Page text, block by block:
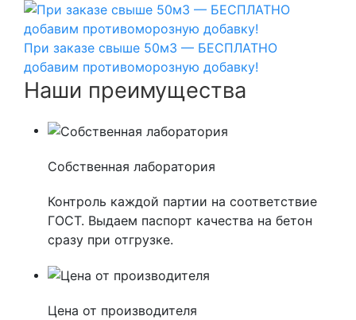
При заказе свыше 50м3 — БЕСПЛАТНО
добавим противоморозную добавку!
Наши преимущества
Собственная лаборатория
Контроль каждой партии на соответствие
ГОСТ. Выдаем паспорт качества на бетон
сразу при отгрузке.
Цена от производителя